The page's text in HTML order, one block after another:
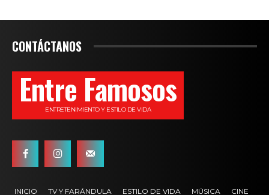
CONTÁCTANOS
Entre Famosos
ENTRETENIMIENTO Y ESTILO DE VIDA
INICIO TV Y FARÁNDULA ESTILO DE VIDA MÚSICA CINE